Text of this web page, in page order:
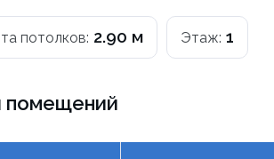
потолков: 2.90 м Этаж: 1
помещений